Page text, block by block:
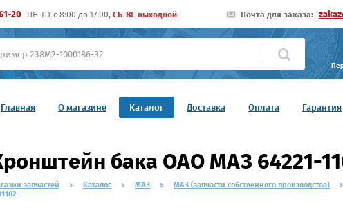
20 ПН-ПТ c 8:00 до 17:00, СБ-ВС выходной Почта для заказа:
Главная О магазине Каталог Доставка Оплата Гарантия
бака ОАО МАЗ 64221-
запчастей Каталог МАЗ МАЗ (запчасти собственного производства)